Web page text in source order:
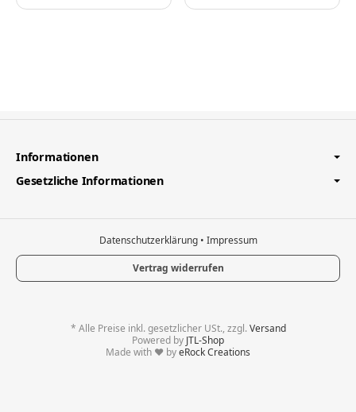
Windows 10 Pro 64-
Informationen
Gesetzliche Informationen
Datenschutzerklärung • Impressum
Vertrag widerrufen
* Alle Preise inkl. gesetzlicher USt., zzgl.Versand
Powered by JTL-Shop
Made with ♥ byeRock Creations